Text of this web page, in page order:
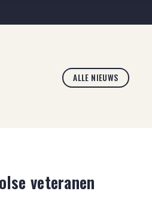
ALLE NIEUWS
veteranen